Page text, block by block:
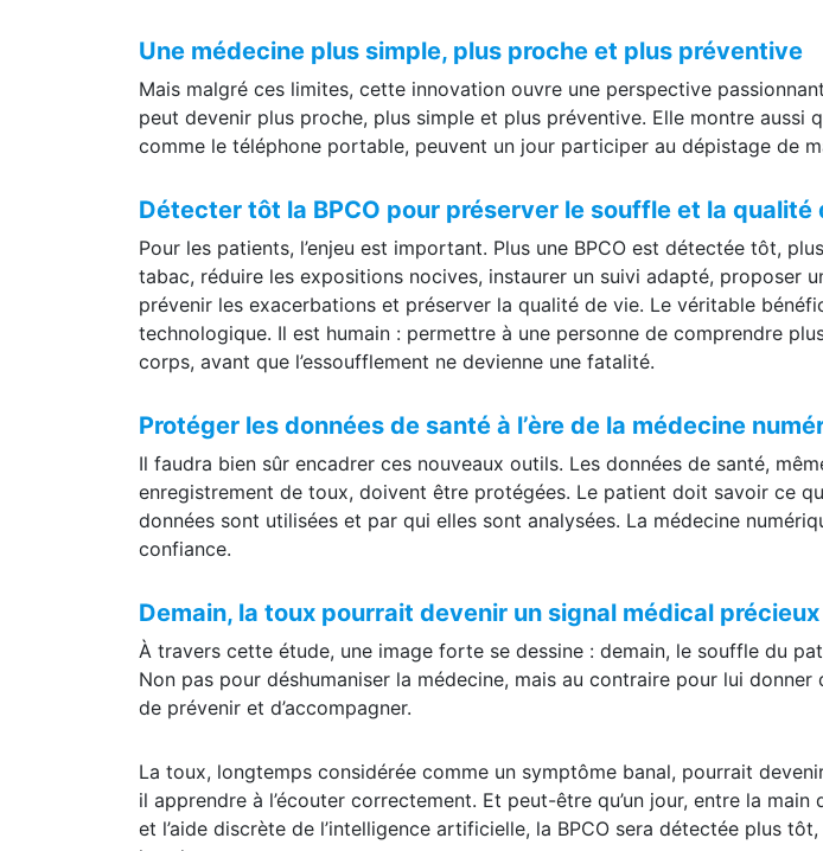
Une médecine plus simple, plus proche et plus préventive
Mais malgré ces limites, cette innovation ouvre une perspective
peut devenir plus proche, plus simple et plus préventive. Elle montre aussi
Détecter tôt la BPCO pour préserver le souffle et la qualité
Pour les patients, l’enjeu est important. Plus une BPCO est détectée tôt,
tabac, réduire les expositions nocives, instaurer un suivi adapté, proposer
prévenir les exacerbations et préserver la qualité de vie. Le véritable
technologique. Il est humain : permettre à une personne de comprendre
Protéger les données de santé à l’ère de la médecine
Il faudra bien sûr encadrer ces nouveaux outils. Les données de santé,
enregistrement de toux, doivent être protégées. Le patient doit savoir ce
données sont utilisées et par qui elles sont analysées. La médecine
Demain, la toux pourrait devenir un signal médical précieux
À travers cette étude, une image forte se dessine : demain, le souffle du
Non pas pour déshumaniser la médecine, mais au contraire pour lui donner
La toux, longtemps considérée comme un symptôme banal, pourrait
il apprendre à l’écouter correctement. Et peut-être qu’un jour, entre la main